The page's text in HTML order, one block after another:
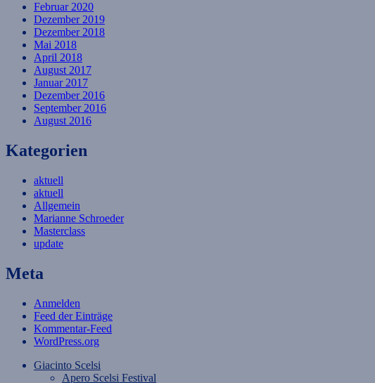
Februar 2020
Dezember 2019
Dezember 2018
Mai 2018
April 2018
August 2017
Januar 2017
Dezember 2016
September 2016
August 2016
Kategorien
aktuell
aktuell
Allgemein
Marianne Schroeder
Masterclass
update
Meta
Anmelden
Feed der Einträge
Kommentar-Feed
WordPress.org
Giacinto Scelsi
Apero Scelsi Festival